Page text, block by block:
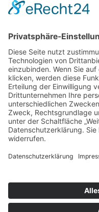
info@autohaus-
Geschäftszeiten
Mo. bis Do. 7:30 bis
Fr. 7:30 bis 17:00
Sa. 9:00 bis 12:00
Rechtliches
Impressum